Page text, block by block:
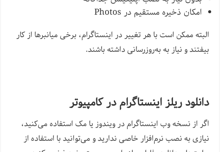
امکان ذخیره مستقیم در Photos
البته ممکن است با هر تغییر در اینستاگرام، برخی میانبرها از کار
بیفتند و نیاز به به‌روزرسانی داشته باشند.
دانلود ریلز اینستاگرام در کامپیوتر
اگر از نسخه وب اینستاگرام در ویندوز یا مک استفاده می‌کنید،
نیازی به نصب نرم‌افزار خاصی ندارید و می‌توانید با استفاده از